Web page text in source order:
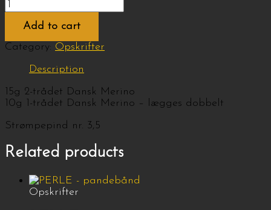
Add to cart
Category: Opskrifter
Description
15g 2-trådet Dansk Merino
10g 1-trådet Dansk Merino – lægges dobbelt
Strømpepind nr. 3,5
Related products
Opskrifter